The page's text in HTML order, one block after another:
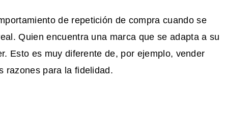
de repetición de compra cuando se
Quien encuentra una marca que se adapta a su
Esto es muy diferente de, por ejemplo, vender
razones para la fidelidad.